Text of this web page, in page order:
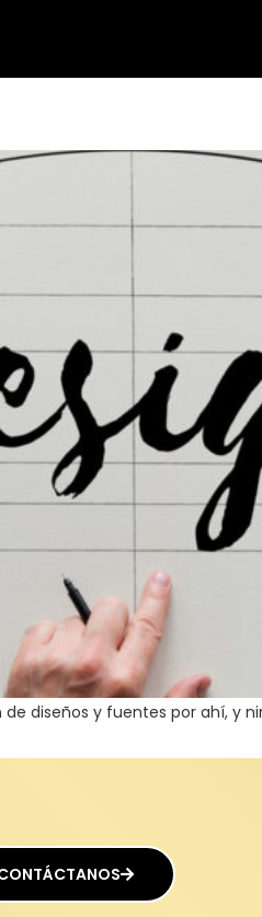
diseños y fuentes por ahí, y